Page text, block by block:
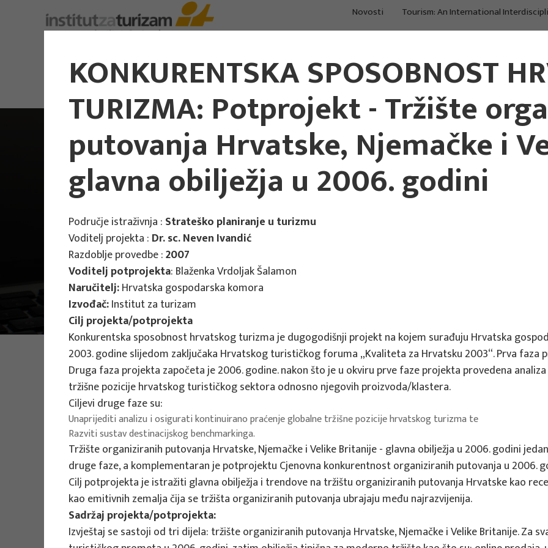
Novosti Tourism: An International
Istraživanje i
konzalting u turizmu
Procjene, strategije,
međuodnosi
Projekti Stručni projekti
FOTO: ILUSTRATIVNA FOTOGRAFIJA
Projekti
Filtriraj
Sve
STRUČNI PROJEKTI STRUČNI PROJEKTI
KONKURENTSKA SPOSOBNOST
TURIZMA: Potprojekt - Tržište
putovanja Hrvatske, Njemačke i
glavna obilježja u 2006. godini
Područje istraživnja : Strateško planiranje u turizmu
Voditelj projekta : Dr. sc. Neven Ivandić
Razdoblje provedbe :2007
Voditelj potprojekta: Blaženka Vrdoljak Šalamon
Naručitelj:Hrvatska gospodarska komora
Izvođač:Institut za turizam
Cilj projekta/potprojekta
Konkurentska sposobnost hrvatskog turizma je dugogodišnji projekt na kojem surađuju Hrvatska
2003. godine slijedom zaključaka Hrvatskog turističkog foruma „Kvaliteta za Hrvatsku 2003“. Prva faza
Druga faza projekta započeta je 2006. godine. nakon što je u okviru prve faze projekta provedena
tržišne pozicije hrvatskog turističkog sektora odnosno njegovih proizvoda/klastera.
Ciljevi druge faze su:
Unaprijediti analizu i osigurati kontinuirano praćenje globalne tržišne pozicije hrvatskog turizma te
Razviti sustav destinacijskog benchmarkinga.
Tržište organiziranih putovanja Hrvatske, Njemačke i Velike Britanije - glavna obilježja u 2006. godini
druge faze, a komplementaran je potprojektu Cjenovna konkurentnost organiziranih putovanja u 2006.
Cilj potprojekta je istražiti glavna obilježja i trendove na tržištu organiziranih putovanja Hrvatske kao
kao emitivnih zemalja čija se tržišta organiziranih putovanja ubrajaju među najrazvijenija.
Sadržaj projekta/potprojekta:
Izvještaj se sastoji od tri dijela: tržište organiziranih putovanja Hrvatske, Njemačke i Velike Britanije. Za